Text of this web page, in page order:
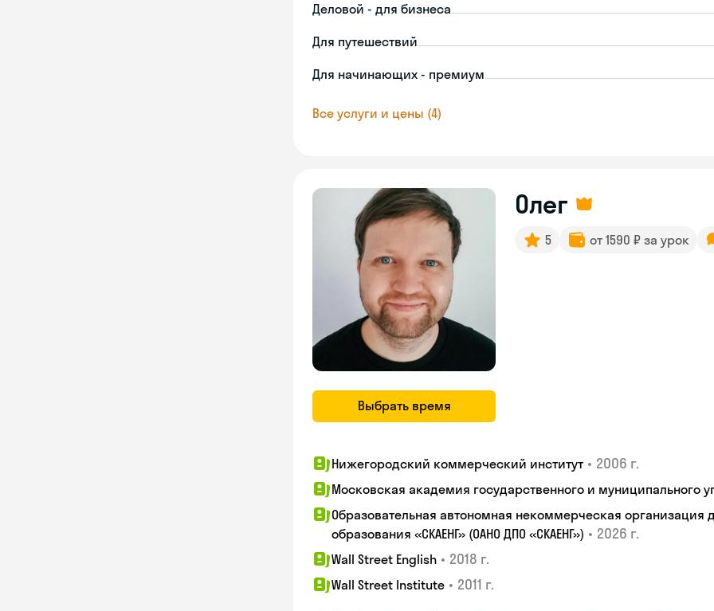
Деловой - для бизнеса
Для путешествий
Для начинающих - премиум
Все услуги и цены (4)
Выбрать время
Олег
5 от 1590 ₽ за урок
Нижегородский коммерческий институт • 2006 г.
Московская академия государственного и муниципального
Образовательная автономная некоммерческая организация
образования «СКАЕНГ» (ОАНО ДПО «СКАЕНГ») • 2026 г.
Wall Street English • 2018 г.
Wall Street Institute • 2011 г.